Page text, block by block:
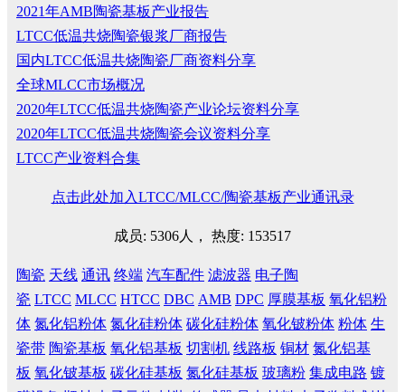
2021年AMB陶瓷基板产业报告
LTCC低温共烧陶瓷银浆厂商报告
国内LTCC低温共烧陶瓷厂商资料分享
全球MLCC市场概况
2020年LTCC低温共烧陶瓷产业论坛资料分享
2020年LTCC低温共烧陶瓷会议资料分享
LTCC产业资料合集
点击此处加入LTCC/MLCC/陶瓷基板产业通讯录
成员: 5306人， 热度: 153517
陶瓷 天线 通讯 终端 汽车配件 滤波器 电子陶
瓷 LTCC MLCC HTCC DBC AMB DPC 厚膜基板 氧化铝粉
体 氮化铝粉体 氮化硅粉体 碳化硅粉体 氧化铍粉体 粉体 生
瓷带 陶瓷基板 氧化铝基板 切割机 线路板 铜材 氮化铝基
板 氧化铍基板 碳化硅基板 氮化硅基板 玻璃粉 集成电路 镀